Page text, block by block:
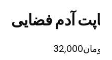
آدم فضایی
32,000